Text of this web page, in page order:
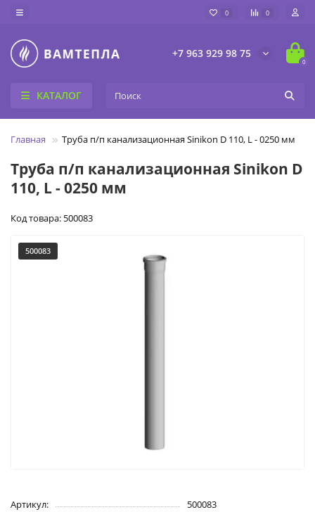
0 0
+7 963 929 98 75
0
КАТАЛОГ
Главная Труба п/п канализационная Sinikon D 110, L - 0250 мм
Труба п/п канализационная Sinikon D
110, L - 0250 мм
Код товара: 500083
500083
Артикул:
500083